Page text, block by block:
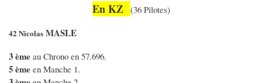
En KZ (36 Pilotes)
42 Nicolas MASLE
3 ème au Chrono en 57.696.
5 ème en Manche 1.